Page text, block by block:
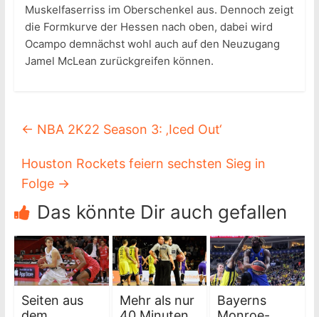
Muskelfaserriss im Oberschenkel aus. Dennoch zeigt
die Formkurve der Hessen nach oben, dabei wird
Ocampo demnächst wohl auch auf den Neuzugang
Jamel McLean zurückgreifen können.
← NBA 2K22 Season 3: ‚Iced Out‘
Houston Rockets feiern sechsten Sieg in
Folge →
Das könnte Dir auch gefallen
Seiten aus
Mehr als nur
Bayerns